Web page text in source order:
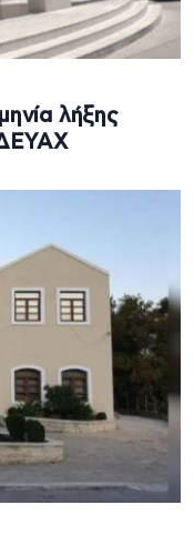
λήξης